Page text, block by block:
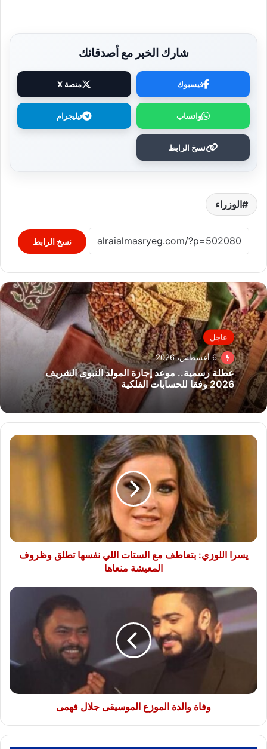
شارك الخبر مع أصدقائك
فيسبوك منصة X
واتساب تيليجرام
نسخ الرابط
الوزراء
نسخ الرابط
عاجل
6 أغسطس، 2026
عطلة رسمية.. موعد إجازة المولد النبوى الشريف
2026 وفقا للحسابات الفلكية
يسرا
وظروف
المعيشة
يسرا اللوزي: بتعاطف مع الستات اللي نفسها تطلق وظروف
المعيشة منعاها
وفاة
والدة
الموسيقى
وفاة والدة الموزع الموسيقى جلال فهمى